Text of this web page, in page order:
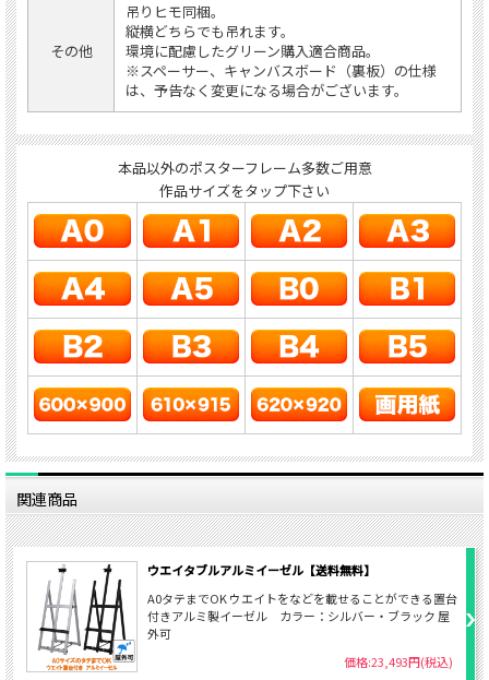
その他
吊りヒモ同梱。
縦横どちらでも吊れます。
環境に配慮したグリーン購入適合商品。
※スペーサー、キャンバスボード（裏板）の仕様
は、予告なく変更になる場合がございます。
本品以外のポスターフレーム多数ご用意
作品サイズをタップ下さい
関連商品
ウエイタブルアルミイーゼル【送料無料】
A0タテまでOK ウエイトをなどを載せることができる置台
付きアルミ製イーゼル カラー：シルバー・ブラック 屋
外可
価格:23,493円(税込)